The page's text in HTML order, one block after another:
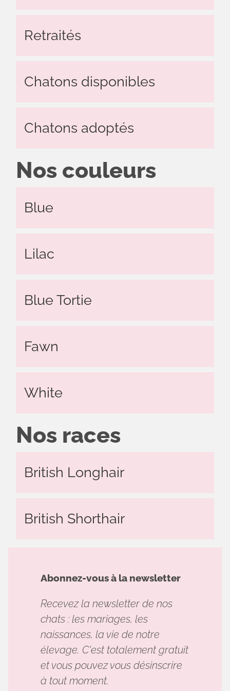
majesté
Retraités
Chatons disponibles
Chatons adoptés
Nos couleurs
Blue
Lilac
Blue Tortie
Fawn
White
Nos races
British Longhair
British Shorthair
Abonnez-vous à la newsletter
Recevez la newsletter de nos
chats : les mariages, les
naissances, la vie de notre
élevage. C'est totalement gratuit
et vous pouvez vous désinscrire
à tout moment.